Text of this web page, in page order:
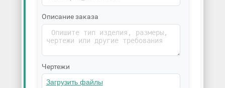
Описание заказа
Чертежи